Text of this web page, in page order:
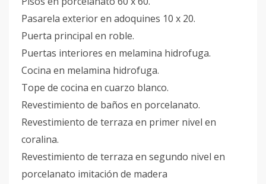
Pasarela exterior en adoquines 10 x 20.
Puerta principal en roble.
Puertas interiores en melamina hidrofuga.
Cocina en melamina hidrofuga.
Tope de cocina en cuarzo blanco.
Revestimiento de baños en porcelanato.
Revestimiento de terraza en primer nivel en
coralina.
Revestimiento de terraza en segundo nivel en
porcelanato imitación de madera